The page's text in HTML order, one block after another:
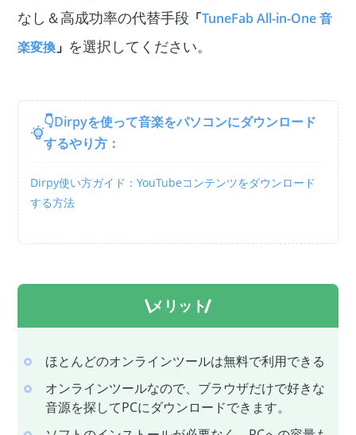
なし＆高成功率の代替手段 「TuneFab All-in-One 音
楽変換 」 を選択してください。
👇Dirpyを使って音楽をパソコンにダウンロード
するやり方：
Dirpy使い方ガイド：YouTubeコンテンツをダウンロード
する方法
メリット
ほとんどのオンラインツールは無料で利用できる
オンラインツールなので、ブラウザだけで好きな
音源を探してPCにダウンロードできます。